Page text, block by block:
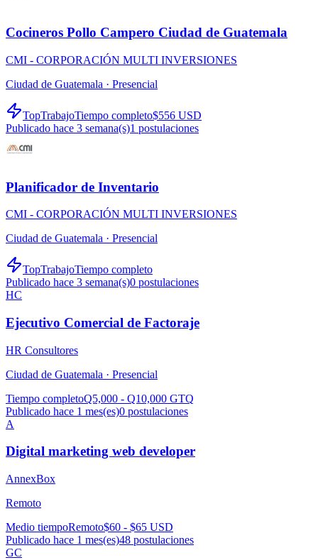
Cocineros Pollo Campero Ciudad de Guatemala
CMI - CORPORACIÓN MULTI INVERSIONES
Ciudad de Guatemala · Presencial
TopTrabajoTiempo completo$556 USD
Publicado hace 3 semana(s)1 postulaciones
Planificador de Inventario
CMI - CORPORACIÓN MULTI INVERSIONES
Ciudad de Guatemala · Presencial
TopTrabajoTiempo completo
Publicado hace 3 semana(s)0 postulaciones
HC
Ejecutivo Comercial de Factoraje
HR Consultores
Ciudad de Guatemala · Presencial
Tiempo completoQ5,000 - Q10,000 GTQ
Publicado hace 1 mes(es)0 postulaciones
A
Digital marketing web developer
AnnexBox
Remoto
Medio tiempoRemoto$60 - $65 USD
Publicado hace 1 mes(es)48 postulaciones
GC